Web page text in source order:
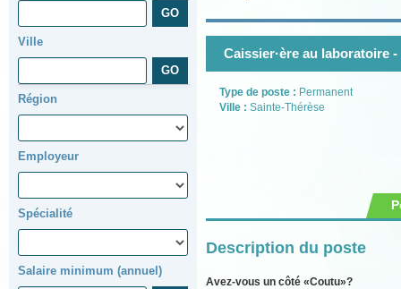
Ville
Région
Employeur
Spécialité
Salaire minimum (annuel)
Caissier·ère au laboratoire
Type de poste : Permanent
Ville : Sainte-Thérèse
Description du poste
Avez-vous un côté «Coutu»?